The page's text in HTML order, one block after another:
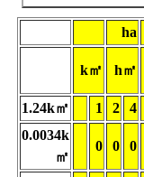
ha
k㎡ h㎡
1.24k㎡ 1 2 4
0.0034k
㎡
0 0 0